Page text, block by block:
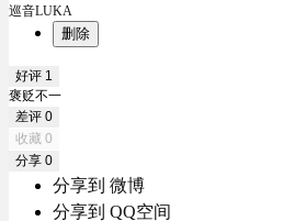
巡音LUKA
删除
好评 1
褒贬不一
差评 0
收藏 0
分享 0
分享到 微博
分享到 QQ空间